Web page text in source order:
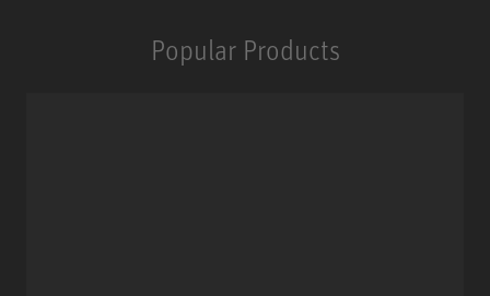
Popular Products